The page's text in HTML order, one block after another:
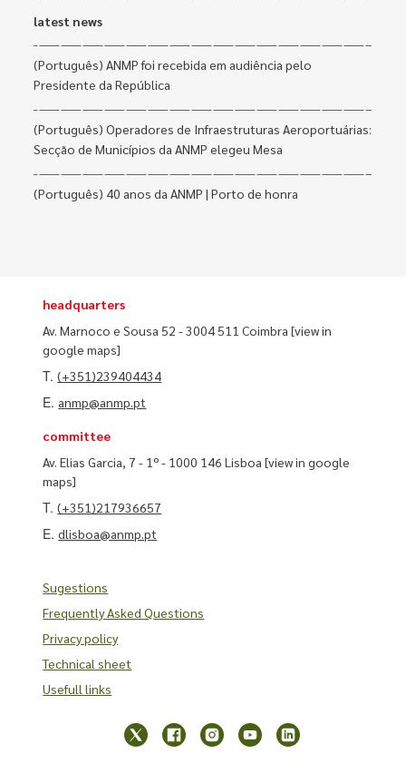
latest news
(Português) ANMP foi recebida em audiência pelo
Presidente da República
(Português) Operadores de Infraestruturas Aeroportuárias:
Secção de Municípios da ANMP elegeu Mesa
(Português) 40 anos da ANMP | Porto de honra
headquarters
Av. Marnoco e Sousa 52 - 3004 511 Coimbra[view in
google maps]
T.(+351)239404434
E. anmp@anmp.pt
committee
Av. Elias Garcia, 7 - 1º - 1000 146 Lisboa[view in google
maps]
T.(+351)217936657
E.dlisboa@anmp.pt
Sugestions
Frequently Asked Questions
Privacy policy
Technical sheet
Usefull links